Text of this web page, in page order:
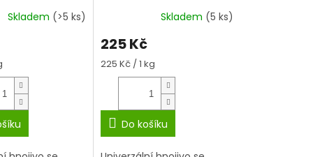
Skladem (>5 ks) Skladem (5 ks)
225 Kč
Měrná
cena:
225 Kč / 1 kg
Do košíku